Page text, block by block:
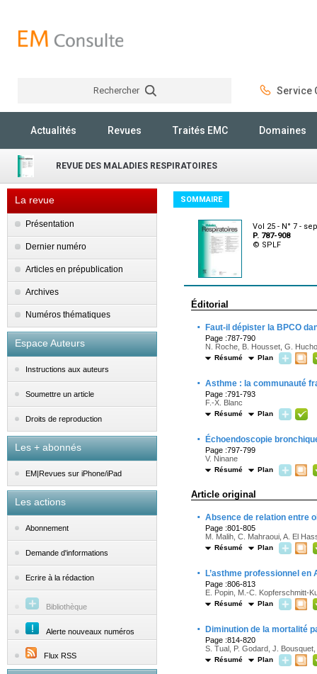
Rechercher Service
Actualités Revues Traités EMC Domaines
REVUE DES MALADIES RESPIRATOIRES
La revue
Présentation
Dernier numéro
Articles en prépublication
Archives
Numéros thématiques
Espace Auteurs
Instructions aux auteurs
Soumettre un article
Droits de reproduction
Les + abonnés
EM|Revues sur iPhone/iPad
Les actions
Abonnement
Demande d'informations
Ecrire à la rédaction
Bibliothèque
Alerte nouveaux numéros
Flux RSS
SOMMAIRE
Vol 25 - N° 7 -
P. 787-908
© SPLF
Éditorial
· Faut-il dépister la BPCO
Page :787-790
N. Roche, B. Housset, G.
Résumé Plan
· Asthme : la communauté
Page :791-793
F.-X. Blanc
Résumé Plan
· Échoendoscopie
Page :797-799
V. Ninane
Résumé Plan
Article original
· Absence de relation entre
Page :801-805
M. Malih, C. Mahraoui, A. El
Résumé Plan
· L’asthme professionnel
Page :806-813
E. Popin, M.-C. Kopferschmitt-
Résumé Plan
· Diminution de la mortalité
Page :814-820
S. Tual, P. Godard, J.
Résumé Plan